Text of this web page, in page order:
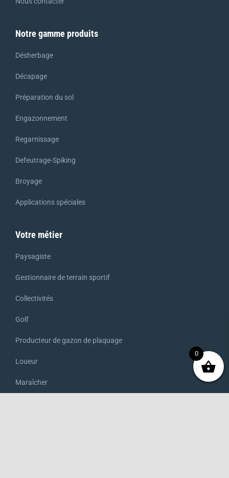
Notre gamme produits
Désherbage
Décapage
Préparation du sol
Engazonnement
Regarnissage
Defeutrage-Spiking
Broyage
Applications spéciales
Votre métier
Paysagiste
Gestionnaire de terrain sportif
Collectivités
Golf
Producteur de gazon de plaquage
Loueur
Maraîcher
0